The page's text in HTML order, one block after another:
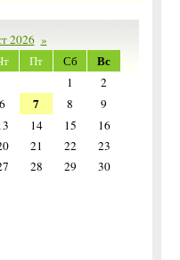
2026 »
Пт Сб Вс
1
2
6 7 8
9
14 15
16
21 22
23
28 29
30